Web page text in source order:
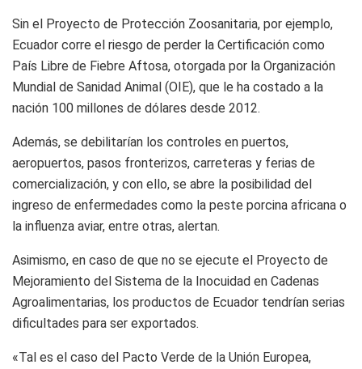
Sin el Proyecto de Protección Zoosanitaria, por ejemplo,
Ecuador corre el riesgo de perder la Certificación como
País Libre de Fiebre Aftosa, otorgada por la Organización
Mundial de Sanidad Animal (OIE), que le ha costado a la
nación 100 millones de dólares desde 2012.
Además, se debilitarían los controles en puertos,
aeropuertos, pasos fronterizos, carreteras y ferias de
comercialización, y con ello, se abre la posibilidad del
ingreso de enfermedades como la peste porcina africana o
la influenza aviar, entre otras, alertan.
Asimismo, en caso de que no se ejecute el Proyecto de
Mejoramiento del Sistema de la Inocuidad en Cadenas
Agroalimentarias, los productos de Ecuador tendrían serias
dificultades para ser exportados.
«Tal es el caso del Pacto Verde de la Unión Europea,